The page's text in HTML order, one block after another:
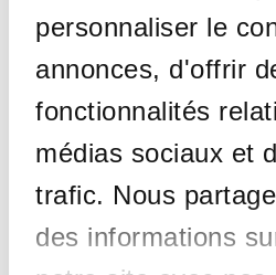
personnaliser le
annonces, d'offrir
fonctionnalités
médias sociaux et
trafic. Nous
des informations
LE
Le menu
restaurant